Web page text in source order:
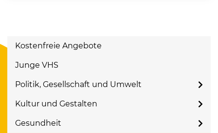
Kostenfreie Angebote
Junge VHS
Politik, Gesellschaft und Umwelt
Kultur und Gestalten
Gesundheit